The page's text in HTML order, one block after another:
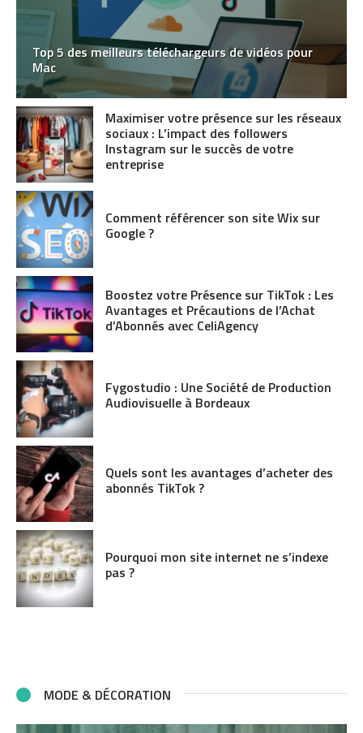
Top 5 des meilleurs téléchargeurs de vidéos pour
Mac
Maximiser votre présence sur les réseaux
sociaux : L’impact des followers
Instagram sur le succès de votre
entreprise
Comment référencer son site Wix sur
Google ?
Boostez votre Présence sur TikTok : Les
Avantages et Précautions de l’Achat
d’Abonnés avec CeliAgency
Fygostudio : Une Société de Production
Audiovisuelle à Bordeaux
Quels sont les avantages d’acheter des
abonnés TikTok ?
Pourquoi mon site internet ne s’indexe
pas ?
MODE & DÉCORATION